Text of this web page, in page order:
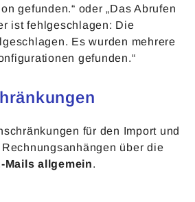
gefunden.“ oder „Das Abrufen
ist fehlgeschlagen: Die
Es wurden mehrere
gefunden.“
für den Import und
über die
Mails allgemein.